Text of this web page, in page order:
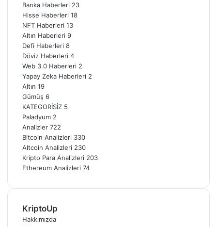
Banka Haberleri 23
Hisse Haberleri 18
NFT Haberleri 13
Altın Haberleri 9
Defi Haberleri 8
Döviz Haberleri 4
Web 3.0 Haberleri 2
Yapay Zeka Haberleri 2
Altın 19
Gümüş 6
KATEGORİSİZ 5
Paladyum 2
Analizler 722
Bitcoin Analizleri 330
Altcoin Analizleri 230
Kripto Para Analizleri 203
Ethereum Analizleri 74
KriptoUp
Hakkımızda